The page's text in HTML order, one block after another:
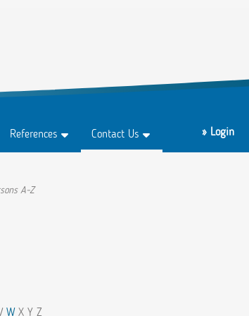
References
Success Stories
Contact Us » Login
A-Z
WX Y Z